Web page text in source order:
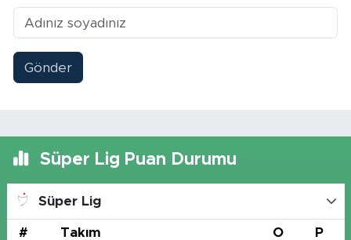
Gönder
Süper Lig Puan Durumu
Süper Lig
# Takım O P